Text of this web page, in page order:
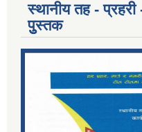
स्थानीय तह - प्रहरी
पुुस्तक